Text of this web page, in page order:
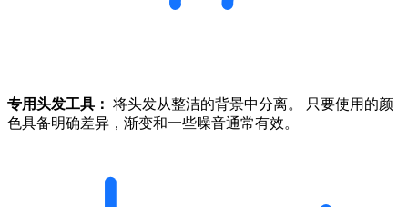
专用头发工具： 将头发从整洁的背景中分离。 只要使用的颜
色具备明确差异，渐变和一些噪音通常有效。